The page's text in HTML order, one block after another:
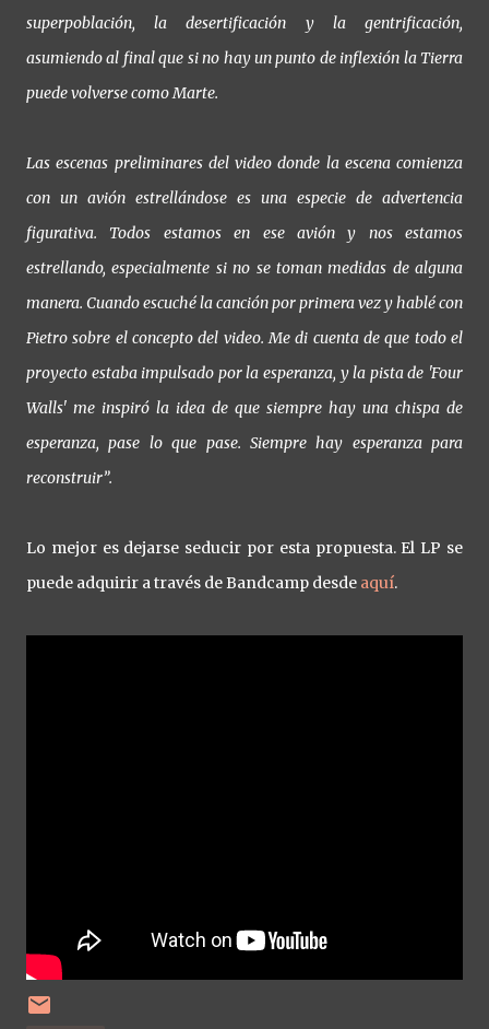
superpoblación, la desertificación y la gentrificación,
asumiendo al final que si no hay un punto de inflexión la Tierra
puede volverse como Marte.
Las escenas preliminares del video donde la escena comienza
con un avión estrellándose es una especie de advertencia
figurativa. Todos estamos en ese avión y nos estamos
estrellando, especialmente si no se toman medidas de alguna
manera. Cuando escuché la canción por primera vez y hablé con
Pietro sobre el concepto del video. Me di cuenta de que todo el
proyecto estaba impulsado por la esperanza, y la pista de 'Four
Walls' me inspiró la idea de que siempre hay una chispa de
esperanza, pase lo que pase. Siempre hay esperanza para
reconstruir”.
Lo mejor es dejarse seducir por esta propuesta. El LP se
puede adquirir a través de Bandcamp desde aquí.